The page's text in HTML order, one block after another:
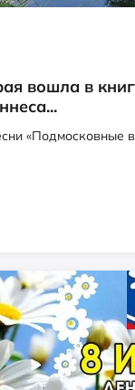
вошла в
«Подмосковные